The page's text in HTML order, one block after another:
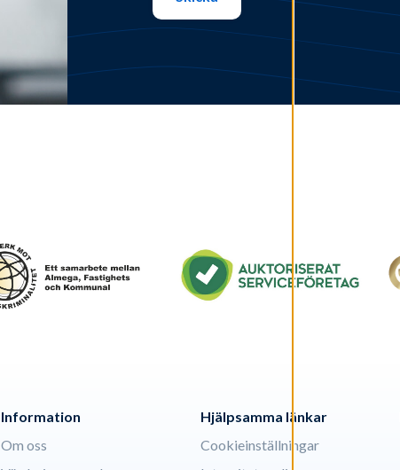
Information
Om oss
Hjälpsamma länkar
Cookieinställningar